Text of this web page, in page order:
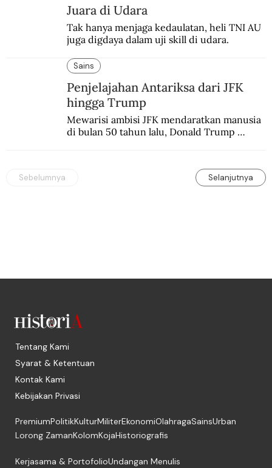
Juara di Udara
Tak hanya menjaga kedaulatan, heli TNI AU
juga digdaya dalam uji skill di udara.
Sains
Penjelajahan Antariksa dari JFK
hingga Trump
Mewarisi ambisi JFK mendaratkan manusia
di bulan 50 tahun lalu, Donald Trump
Sebelumnya Selanjutnya
Tentang Kami
Syarat & Ketentuan
Kontak Kami
Kebijakan Privasi
PremiumPolitikKulturMiliterEkonomiOlahragaSainsUrban
Lorong ZamanKolomKojaHistoriografis
Kerjasama & PortofolioUndangan Menulis